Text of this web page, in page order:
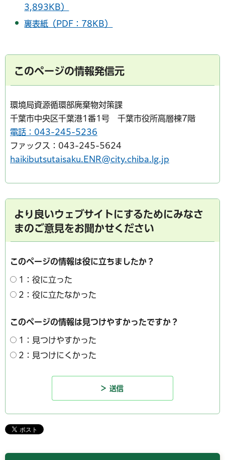
3,893KB）
裏表紙（PDF：78KB）
このページの情報発信元
環境局資源循環部廃棄物対策課
千葉市中央区千葉港1番1号 千葉市役所高層棟7階
電話：043-245-5236
ファックス：043-245-5624
haikibutsutaisaku.ENR@city.chiba.lg.jp
より良いウェブサイトにするためにみなさ
まのご意見をお聞かせください
このページの情報は役に立ちましたか？
1：役に立った
2：役に立たなかった
このページの情報は見つけやすかったですか？
1：見つけやすかった
2：見つけにくかった